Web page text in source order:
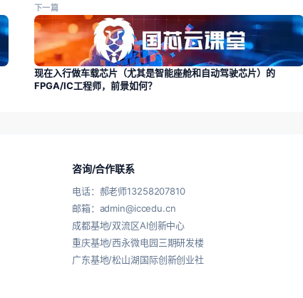
下一篇
现在入行做车载芯片（尤其是智能座舱和自动驾驶芯片）的
FPGA/IC工程师，前景如何？
咨询/合作联系
电话：郝老师13258207810
邮箱：admin@iccedu.cn
成都基地/双流区AI创新中心
重庆基地/西永微电园三期研发楼
广东基地/松山湖国际创新创业社